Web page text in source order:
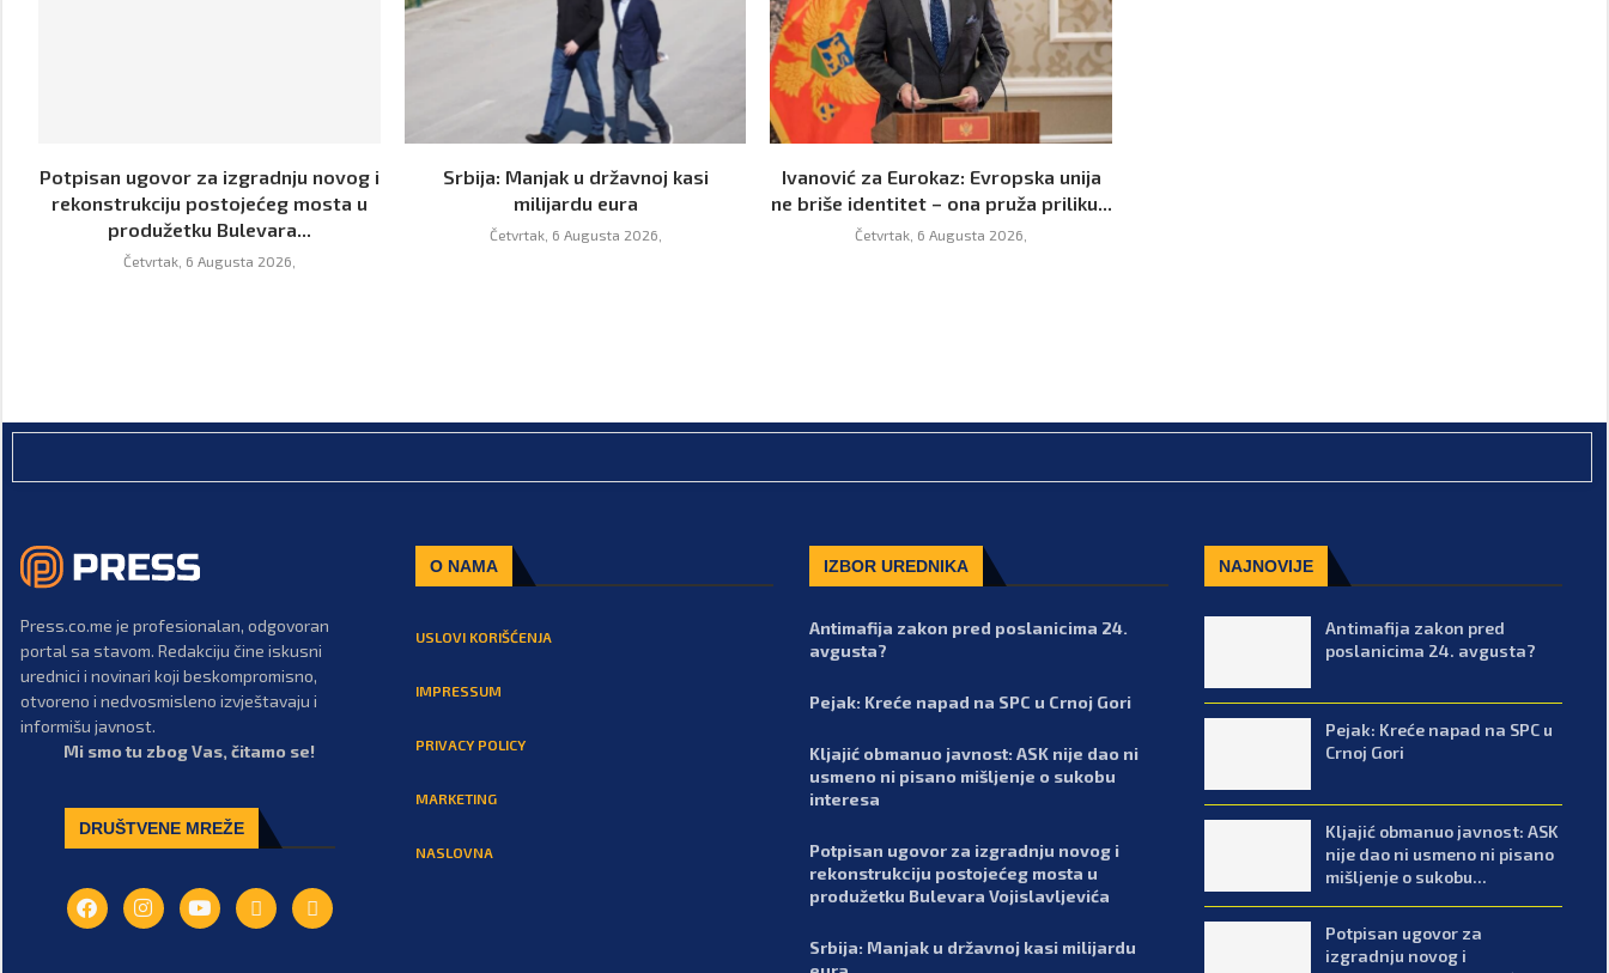
Potpisan ugovor za izgradnju novog i
rekonstrukciju postojećeg mosta u
produžetku Bulevara...
Četvrtak, 6 Augusta 2026,
Srbija: Manjak u državnoj kasi
milijardu eura
Četvrtak, 6 Augusta 2026,
Ivanović za Eurokaz: Evropska unija
ne briše identitet – ona pruža priliku...
Četvrtak, 6 Augusta 2026,
Press.co.me je profesionalan, odgovoran
portal sa stavom. Redakciju čine iskusni
urednici i novinari koji beskompromisno,
otvoreno i nedvosmisleno izvještavaju i
informišu javnost.
Mi smo tu zbog Vas, čitamo se!
DRUŠTVENE MREŽE
O NAMA
USLOVI KORIŠĆENJA
IMPRESSUM
PRIVACY POLICY
MARKETING
NASLOVNA
IZBOR UREDNIKA
Antimafija zakon pred poslanicima 24.
avgusta?
Pejak: Kreće napad na SPC u Crnoj Gori
Kljajić obmanuo javnost: ASK nije dao ni
usmeno ni pisano mišljenje o sukobu
interesa
Potpisan ugovor za izgradnju novog i
rekonstrukciju postojećeg mosta u
produžetku Bulevara Vojislavljevića
Srbija: Manjak u državnoj kasi milijardu
NAJNOVIJE
Antimafija zakon pred
poslanicima 24. avgusta?
Pejak: Kreće napad na SPC u
Crnoj Gori
Kljajić obmanuo javnost: ASK
nije dao ni usmeno ni pisano
mišljenje o sukobu...
Potpisan ugovor za
izgradnju novog i